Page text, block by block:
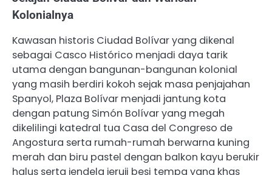
Kolonialnya
Kawasan historis Ciudad Bolívar yang dikenal
sebagai Casco Histórico menjadi daya tarik
utama dengan bangunan-bangunan kolonial
yang masih berdiri kokoh sejak masa penjajahan
Spanyol, Plaza Bolívar menjadi jantung kota
dengan patung Simón Bolívar yang megah
dikelilingi katedral tua Casa del Congreso de
Angostura serta rumah-rumah berwarna kuning
merah dan biru pastel dengan balkon kayu berukir
halus serta jendela jeruji besi tempa yang khas